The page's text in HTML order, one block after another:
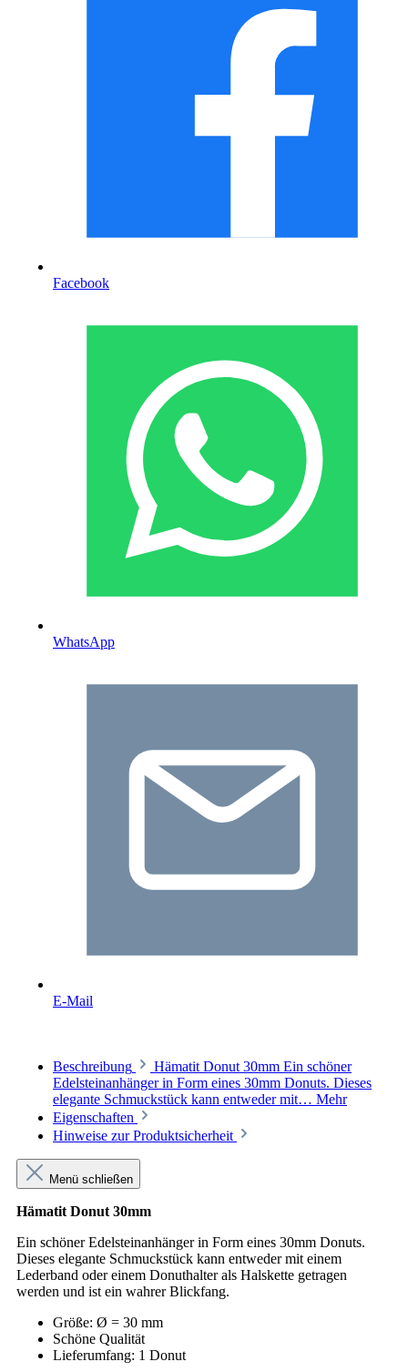
Facebook
WhatsApp
E-Mail
Beschreibung
Hämatit Donut 30mm Ein schöner
Edelsteinanhänger in Form eines 30mm Donuts. Dieses
elegante Schmuckstück kann entweder mit… Mehr
Eigenschaften
Hinweise zur Produktsicherheit
Menü schließen
Hämatit Donut 30mm
Ein schöner Edelsteinanhänger in Form eines 30mm Donuts.
Dieses elegante Schmuckstück kann entweder mit einem
Lederband oder einem Donuthalter als Halskette getragen
werden und ist ein wahrer Blickfang.
Größe: Ø = 30 mm
Schöne Qualität
Lieferumfang: 1 Donut